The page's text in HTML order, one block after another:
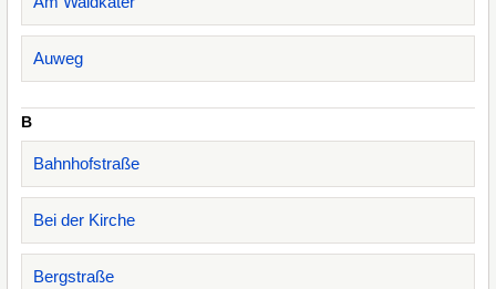
Auweg
B
Bahnhofstraße
Bei der Kirche
Bergstraße